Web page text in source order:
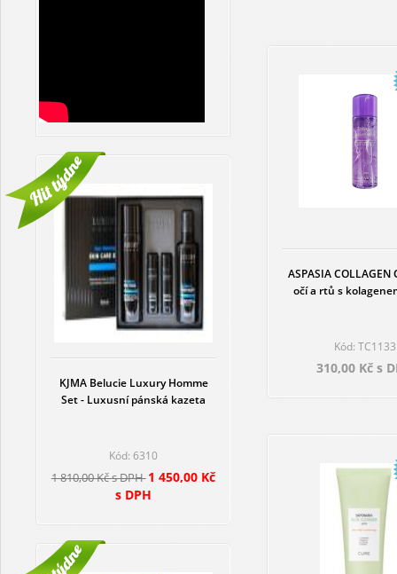
KJMA Belucie Luxury Homme
Set - Luxusní pánská kazeta
Kód: 6310
1 810,00 Kč s DPH1 450,00 Kč
s DPH
ASPASIA COLLAGEN
očí a rtů s
Kód: TC1133
310,00 Kč s